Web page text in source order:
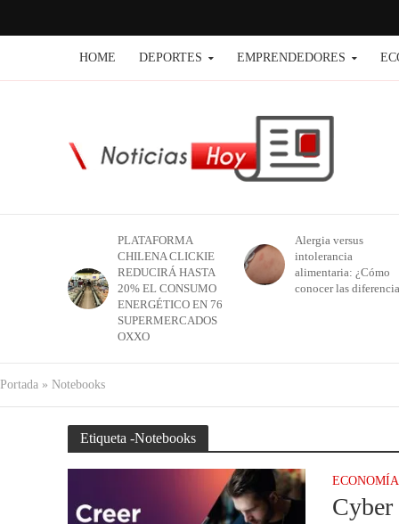
HOME DEPORTES EMPRENDEDORES
PLATAFORMA
CHILENA CLICKIE
REDUCIRÁ HASTA
20% EL CONSUMO
ENERGÉTICO EN 76
SUPERMERCADOS
OXXO
Alergia versus
intolerancia
alimentaria: ¿Cómo
conocer las
Portada » Notebooks
Etiqueta -Notebooks
ECONOMÍA
Cyber